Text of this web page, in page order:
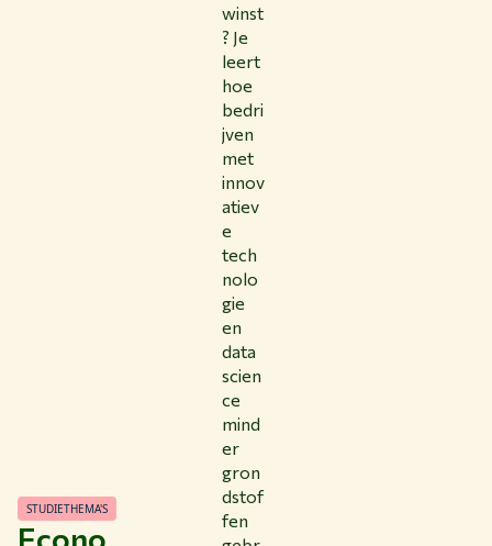
Econo
STUDIETHEMA'S
winst
? Je
leert
hoe
bedri
jven
met
innov
atiev
e
tech
nolo
gie
en
data
scien
ce
mind
er
gron
dstof
fen